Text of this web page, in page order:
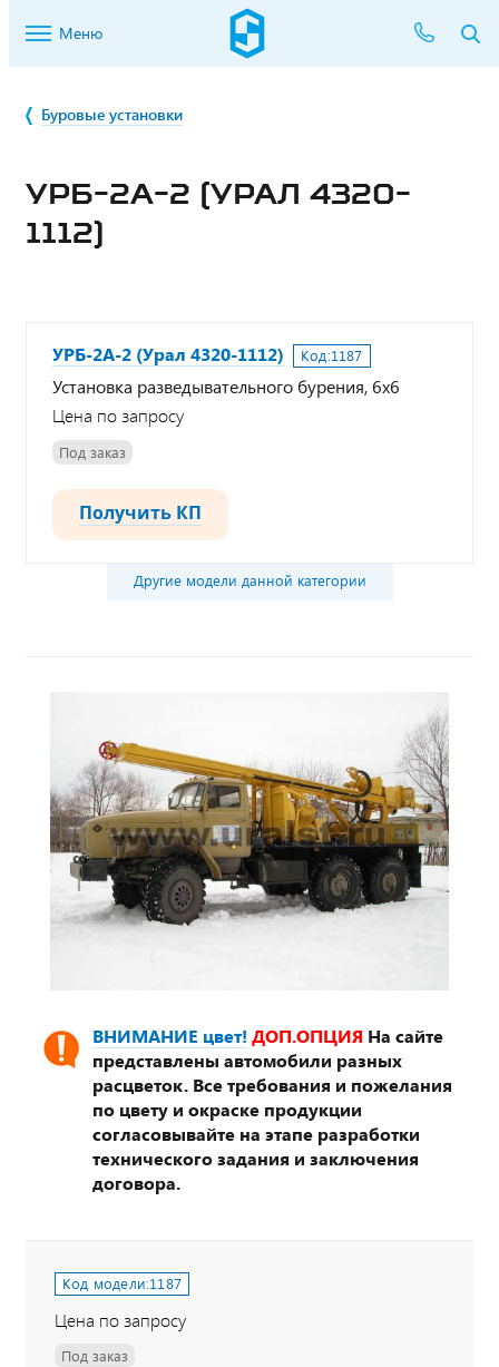
Меню
Буровые установки
УРБ-2А-2 (УРАЛ 4320-
1112)
УРБ-2А-2 (Урал 4320-1112) Код:1187
Установка разведывательного бурения, 6х6
Цена по запросу
Под заказ
Получить КП
Другие модели данной категории
ВНИМАНИЕ цвет! ДОП.ОПЦИЯ На сайте
представлены автомобили разных
расцветок. Все требования и пожелания
по цвету и окраске продукции
согласовывайте на этапе разработки
технического задания и заключения
договора.
Код модели:1187
Цена по запросу
Под заказ